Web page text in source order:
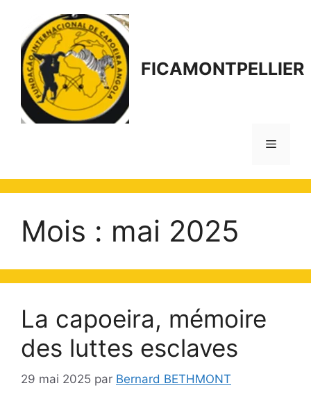
contenu
FICAMONTPELLIER
Menu
Mois : mai 2025
La capoeira, mémoire
des luttes esclaves
29 mai 2025 par Bernard BETHMONT